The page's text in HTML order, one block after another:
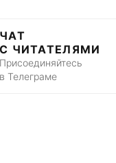
ЧАТ
С ЧИТАТЕЛЯМИ
Присоединяйтесь
в Телеграме